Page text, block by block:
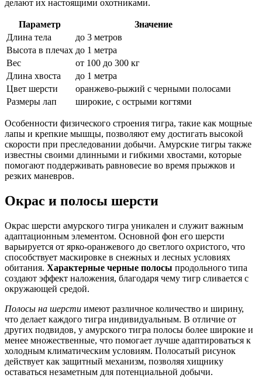
делают их настоящими охотниками.
Параметр
Значение
Длина тела
до 3 метров
Высота в плечах до 1 метра
Вес
от 100 до 300 кг
Длина хвоста
до 1 метра
Цвет шерсти
оранжево-рыжий с черными полосами
Размеры лап
широкие, с острыми когтями
Особенности физического строения тигра, такие как мощные
лапы и крепкие мышцы, позволяют ему достигать высокой
скорости при преследовании добычи. Амурские тигры также
известны своими длинными и гибкими хвостами, которые
помогают поддерживать равновесие во время прыжков и
резких маневров.
Окрас и полосы шерсти
Окрас шерсти амурского тигра уникален и служит важным
адаптационным элементом. Основной фон его шерсти
варьируется от ярко-оранжевого до светлого охристого, что
способствует маскировке в снежных и лесных условиях
обитания. Характерные черные полосы продольного типа
создают эффект наложения, благодаря чему тигр сливается с
окружающей средой.
Полосы на шерсти имеют различное количество и ширину,
что делает каждого тигра индивидуальным. В отличие от
других подвидов, у амурского тигра полосы более широкие и
менее множественные, что помогает лучше адаптироваться к
холодным климатическим условиям. Полосатый рисунок
действует как защитный механизм, позволяя хищнику
оставаться незаметным для потенциальной добычи.